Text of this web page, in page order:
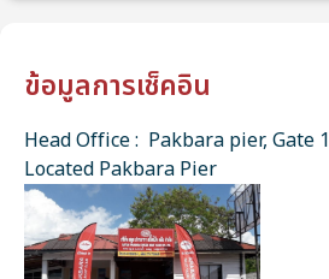
ข้อมูลการเช็คอิน
Head Office : Pakbara pier, Gate 1
Located Pakbara Pier